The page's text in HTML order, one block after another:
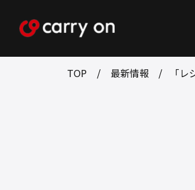
TOP 最新情報 「